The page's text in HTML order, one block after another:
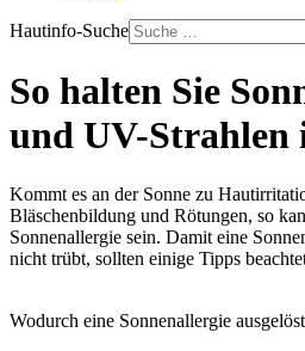
Hautinfo-Suche
So halten Sie
und UV-Strahlen
Kommt es an der Sonne zu
Bläschenbildung und Rötungen, so
Sonnenallergie sein. Damit eine
nicht trübt, sollten einige Tipps
Wodurch eine Sonnenallergie